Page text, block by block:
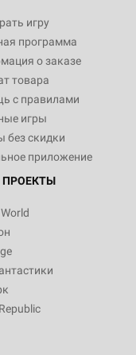
игру
программа
о заказе
товара
с правилами
игры
без скидки
приложение